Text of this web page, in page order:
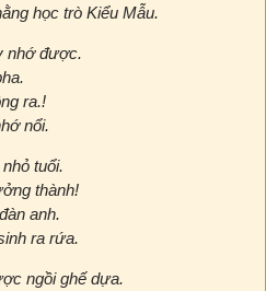
học trò Kiểu Mẫu.
nhớ được.
ra.!
nổi.
tuổi.
thành!
anh.
ra rứa.
ngồi ghế dựa.